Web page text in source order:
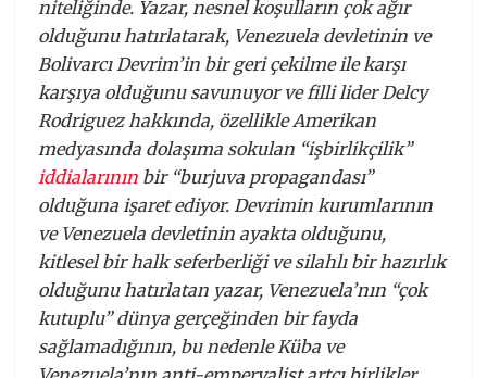
niteliğinde. Yazar, nesnel koşulların çok ağır
olduğunu hatırlatarak, Venezuela devletinin ve
Bolivarcı Devrim’in bir geri çekilme ile karşı
karşıya olduğunu savunuyor ve filli lider Delcy
Rodriguez hakkında, özellikle Amerikan
medyasında dolaşıma sokulan “işbirlikçilik”
iddialarının bir “burjuva propagandası”
olduğuna işaret ediyor. Devrimin kurumlarının
ve Venezuela devletinin ayakta olduğunu,
kitlesel bir halk seferberliği ve silahlı bir hazırlık
olduğunu hatırlatan yazar, Venezuela’nın “çok
kutuplu” dünya gerçeğinden bir fayda
sağlamadığının, bu nedenle Küba ve